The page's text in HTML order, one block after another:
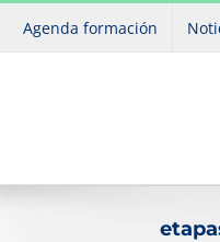
Agenda formación